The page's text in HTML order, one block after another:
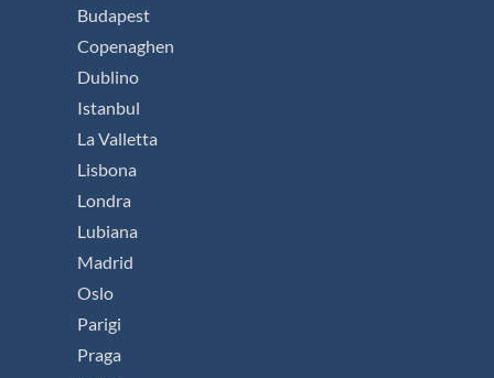
Budapest
Copenaghen
Dublino
Istanbul
La Valletta
Lisbona
Londra
Lubiana
Madrid
Oslo
Parigi
Praga